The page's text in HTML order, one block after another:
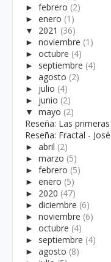
► febrero (2)
► enero (1)
▼
2021 (36)
► noviembre (1)
► octubre (4)
► septiembre (4)
► agosto (2)
► julio (4)
► junio (2)
▼ mayo (2)
Reseña: Las
Reseña: Fractal -
► abril (2)
► marzo (5)
► febrero (5)
► enero (5)
► 2020 (47)
► diciembre (6)
► noviembre (6)
► octubre (4)
► septiembre (4)
► agosto (8)